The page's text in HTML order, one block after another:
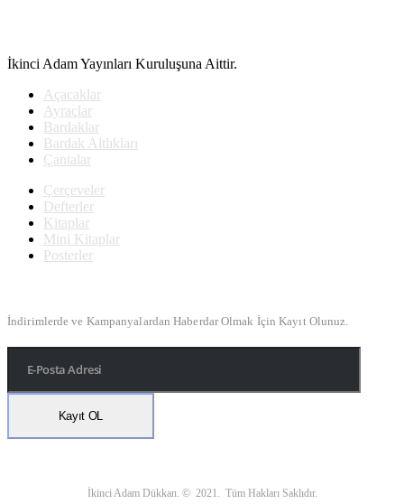
İkinci Adam Yayınları Kuruluşuna Aittir.
Açacaklar
Ayraçlar
Bardaklar
Bardak Altlıkları
Çantalar
Çerçeveler
Defterler
Kitaplar
Mini Kitaplar
Posterler
İndirimlerde ve Kampanyalardan Haberdar Olmak İçin Kayıt Olunuz.
İkinci Adam Dükkan. © 2021. Tüm Hakları Saklıdır.